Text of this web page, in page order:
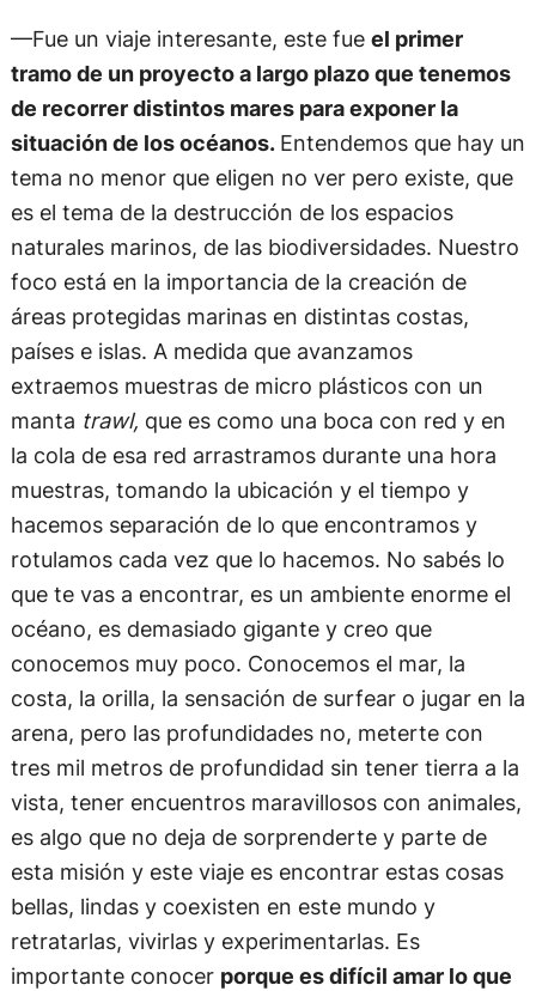
—Fue un viaje interesante, este fue el primer
tramo de un proyecto a largo plazo que tenemos
de recorrer distintos mares para exponer la
situación de los océanos. Entendemos que hay un
tema no menor que eligen no ver pero existe, que
es el tema de la destrucción de los espacios
naturales marinos, de las biodiversidades. Nuestro
foco está en la importancia de la creación de
áreas protegidas marinas en distintas costas,
países e islas. A medida que avanzamos
extraemos muestras de micro plásticos con un
manta trawl, que es como una boca con red y en
la cola de esa red arrastramos durante una hora
muestras, tomando la ubicación y el tiempo y
hacemos separación de lo que encontramos y
rotulamos cada vez que lo hacemos. No sabés lo
que te vas a encontrar, es un ambiente enorme el
océano, es demasiado gigante y creo que
conocemos muy poco. Conocemos el mar, la
costa, la orilla, la sensación de surfear o jugar en la
arena, pero las profundidades no, meterte con
tres mil metros de profundidad sin tener tierra a la
vista, tener encuentros maravillosos con animales,
es algo que no deja de sorprenderte y parte de
esta misión y este viaje es encontrar estas cosas
bellas, lindas y coexisten en este mundo y
retratarlas, vivirlas y experimentarlas. Es
importante conocer porque es difícil amar lo que